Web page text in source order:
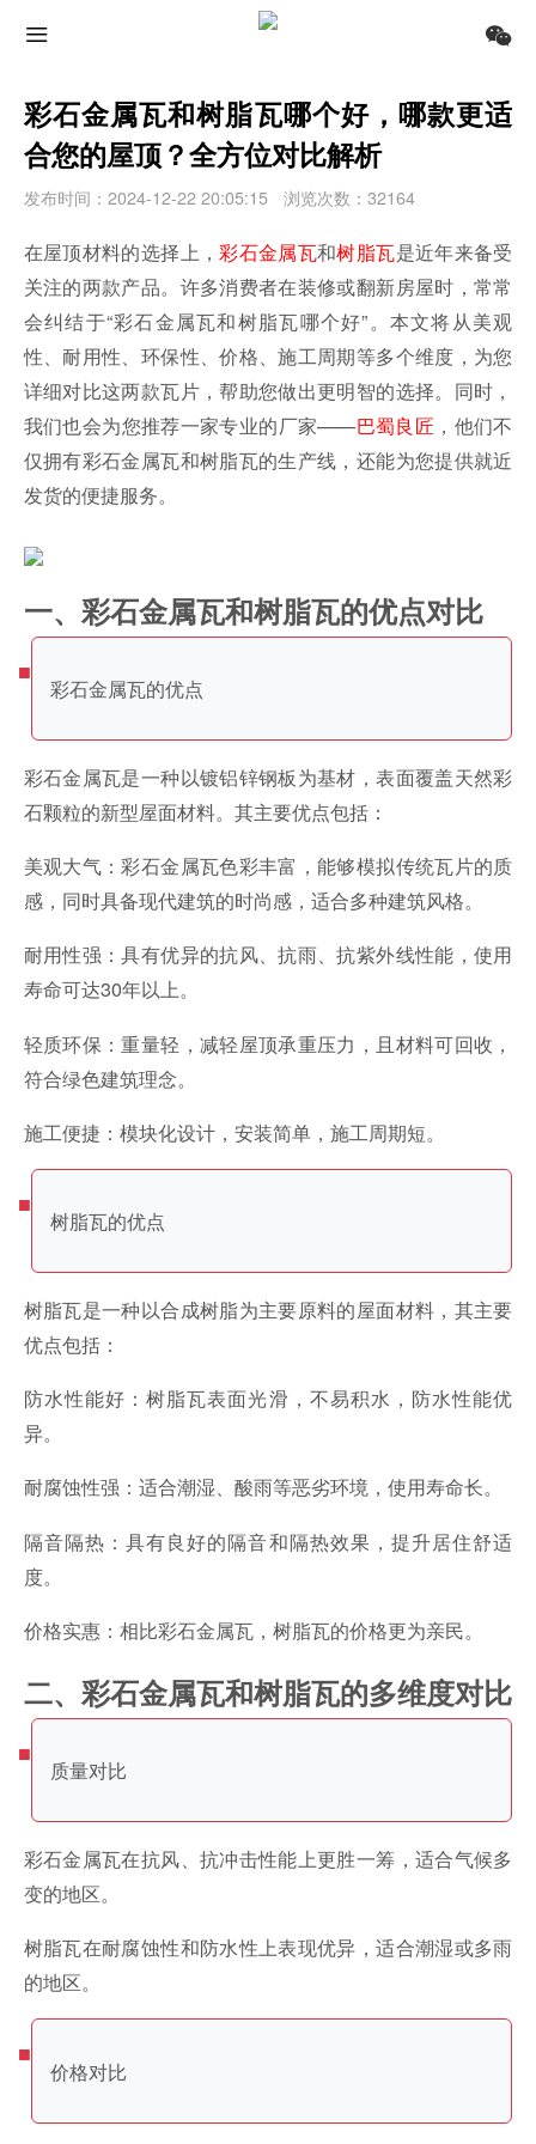
彩石金属瓦和树脂瓦哪个好，哪款更适
合您的屋顶？全方位对比解析
发布时间：2024-12-22 20:05:15 浏览次数：32164
在屋顶材料的选择上，彩石金属瓦和树脂瓦是近年来备受
关注的两款产品。许多消费者在装修或翻新房屋时，常常
会纠结于“彩石金属瓦和树脂瓦哪个好”。本文将从美观
性、耐用性、环保性、价格、施工周期等多个维度，为您
详细对比这两款瓦片，帮助您做出更明智的选择。同时，
我们也会为您推荐一家专业的厂家——巴蜀良匠 ，他们不
仅拥有彩石金属瓦和树脂瓦的生产线，还能为您提供就近
发货的便捷服务。
一、彩石金属瓦和树脂瓦的优点对比
彩石金属瓦的优点
彩石金属瓦是一种以镀铝锌钢板为基材，表面覆盖天然彩
石颗粒的新型屋面材料。其主要优点包括：
美观大气：彩石金属瓦色彩丰富，能够模拟传统瓦片的质
感，同时具备现代建筑的时尚感，适合多种建筑风格。
耐用性强：具有优异的抗风、抗雨、抗紫外线性能，使用
寿命可达30年以上。
轻质环保：重量轻，减轻屋顶承重压力，且材料可回收，
符合绿色建筑理念。
施工便捷：模块化设计，安装简单，施工周期短。
树脂瓦的优点
树脂瓦是一种以合成树脂为主要原料的屋面材料，其主要
优点包括：
防水性能好：树脂瓦表面光滑，不易积水，防水性能优
异。
耐腐蚀性强：适合潮湿、酸雨等恶劣环境，使用寿命长。
隔音隔热：具有良好的隔音和隔热效果，提升居住舒适
度。
价格实惠：相比彩石金属瓦，树脂瓦的价格更为亲民。
二、彩石金属瓦和树脂瓦的多维度对比
质量对比
彩石金属瓦在抗风、抗冲击性能上更胜一筹，适合气候多
变的地区。
树脂瓦在耐腐蚀性和防水性上表现优异，适合潮湿或多雨
的地区。
价格对比